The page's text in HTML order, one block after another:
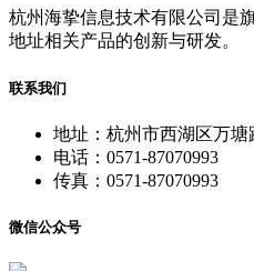
杭州海挚信息技术有限公司是
地址相关产品的创新与研发。
联系我们
地址：杭州市西湖区万塘
电话：0571-87070993
传真：0571-87070993
微信公众号